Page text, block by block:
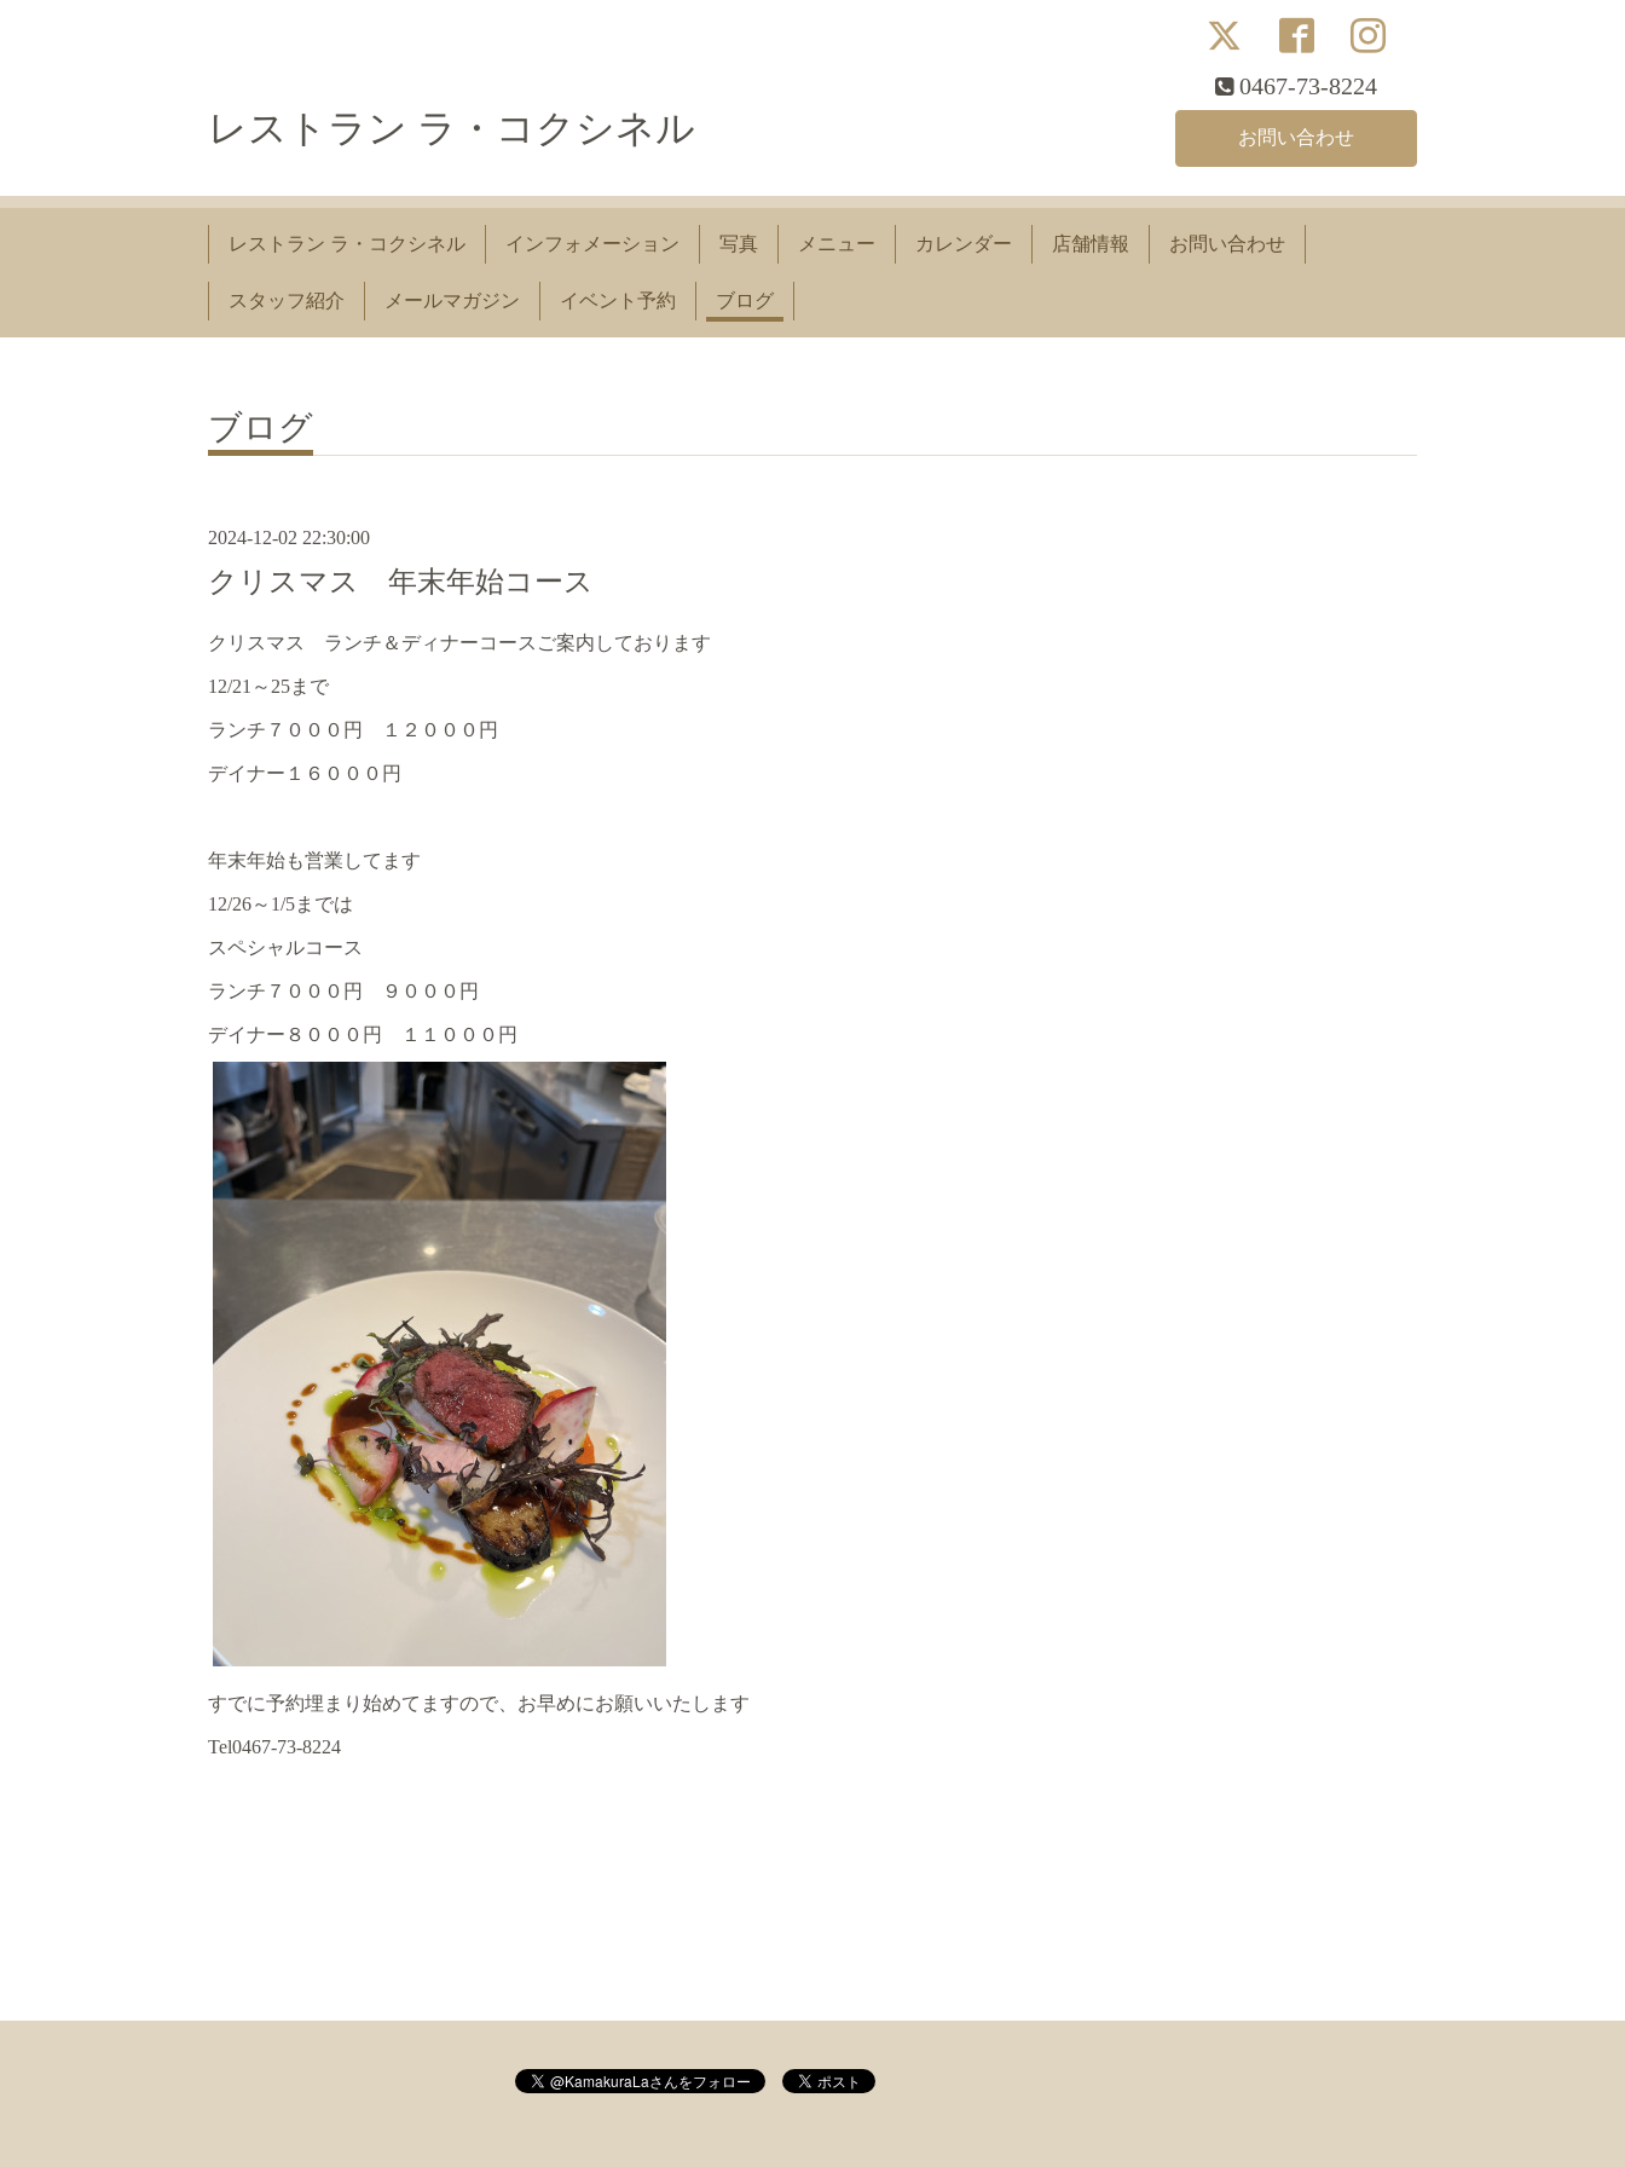
レストラン ラ・コクシネル
0467-73-8224
お問い合わせ
レストラン ラ・コクシネル インフォメーション 写真 メニュー カレンダー 店舗情報 お問い合わせ
スタッフ紹介 メールマガジン イベント予約 ブログ
ブログ
2024-12-02 22:30:00
クリスマス 年末年始コース
クリスマス ランチ＆ディナーコースご案内しております
12/21 ～ 25まで
ランチ７０００円 １２０００円
デイナー１６０００円
年末年始も営業してます
12/26～ 1/5までは
スペシャルコース
ランチ７０００円 ９０００円
デイナー８０００円 １１０００円
すでに予約埋まり始めてますので、お早めにお願いいたします
Tel0467-73-8224